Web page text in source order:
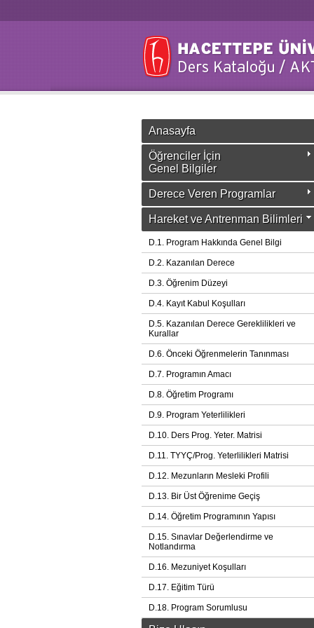
Anasayfa
Öğrenciler İçin
Genel Bilgiler
Derece Veren Programlar
Hareket ve Antrenman Bilimleri
D.1. Program Hakkında Genel Bilgi
D.2. Kazanılan Derece
D.3. Öğrenim Düzeyi
D.4. Kayıt Kabul Koşulları
D.5. Kazanılan Derece Gereklilikleri ve
Kurallar
D.6. Önceki Öğrenmelerin Tanınması
D.7. Programın Amacı
D.8. Öğretim Programı
D.9. Program Yeterlilikleri
D.10. Ders Prog. Yeter. Matrisi
D.11. TYYÇ/Prog. Yeterlilikleri Matrisi
D.12. Mezunların Mesleki Profili
D.13. Bir Üst Öğrenime Geçiş
D.14. Öğretim Programının Yapısı
D.15. Sınavlar Değerlendirme ve
Notlandırma
D.16. Mezuniyet Koşulları
D.17. Eğitim Türü
D.18. Program Sorumlusu